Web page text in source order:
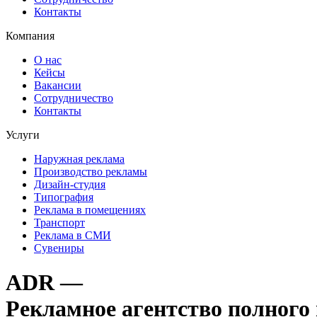
Контакты
Компания
О нас
Кейсы
Вакансии
Сотрудничество
Контакты
Услуги
Наружная реклама
Производство рекламы
Дизайн-студия
Типография
Реклама в помещениях
Транспорт
Реклама в СМИ
Сувениры
ADR—
Рекламное агентство